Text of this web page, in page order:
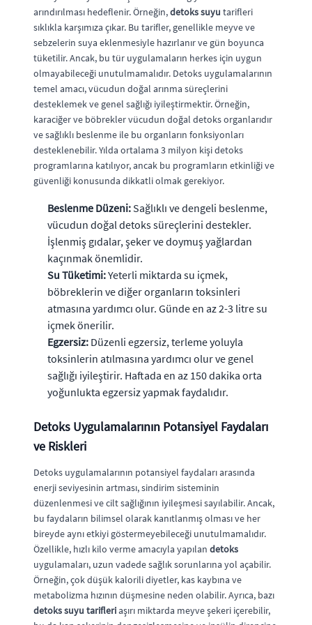
arındırılması hedeflenir. Örneğin,detoks suyu tarifleri
sıklıkla karşımıza çıkar. Bu tarifler, genellikle meyve ve
sebzelerin suya eklenmesiyle hazırlanır ve gün boyunca
tüketilir. Ancak, bu tür uygulamaların herkes için uygun
olmayabileceği unutulmamalıdır. Detoks uygulamalarının
temel amacı, vücudun doğal arınma süreçlerini
desteklemek ve genel sağlığı iyileştirmektir. Örneğin,
karaciğer ve böbrekler vücudun doğal detoks organlarıdır
ve sağlıklı beslenme ile bu organların fonksiyonları
desteklenebilir. Yılda ortalama 3 milyon kişi detoks
programlarına katılıyor, ancak bu programların etkinliği ve
güvenliği konusunda dikkatli olmak gerekiyor.
Beslenme Düzeni: Sağlıklı ve dengeli beslenme,
vücudun doğal detoks süreçlerini destekler.
İşlenmiş gıdalar, şeker ve doymuş yağlardan
kaçınmak önemlidir.
Su Tüketimi:Yeterli miktarda su içmek,
böbreklerin ve diğer organların toksinleri
atmasına yardımcı olur. Günde en az 2-3 litre su
içmek önerilir.
Egzersiz: Düzenli egzersiz, terleme yoluyla
toksinlerin atılmasına yardımcı olur ve genel
sağlığı iyileştirir. Haftada en az 150 dakika orta
yoğunlukta egzersiz yapmak faydalıdır.
Detoks Uygulamalarının Potansiyel Faydaları
ve Riskleri
Detoks uygulamalarının potansiyel faydaları arasında
enerji seviyesinin artması, sindirim sisteminin
düzenlenmesi ve cilt sağlığının iyileşmesi sayılabilir. Ancak,
bu faydaların bilimsel olarak kanıtlanmış olması ve her
bireyde aynı etkiyi göstermeyebileceği unutulmamalıdır.
Özellikle, hızlı kilo verme amacıyla yapılan detoks
uygulamaları, uzun vadede sağlık sorunlarına yol açabilir.
Örneğin, çok düşük kalorili diyetler, kas kaybına ve
metabolizma hızının düşmesine neden olabilir. Ayrıca, bazı
detoks suyu tarifleriaşırı miktarda meyve şekeri içerebilir,